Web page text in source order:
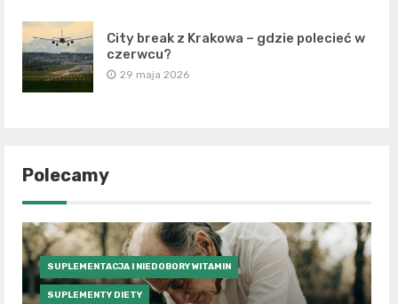
City break z Krakowa – gdzie polecieć w
czerwcu?
29 maja 2026
Polecamy
SUPLEMENTACJA I NIEDOBORY WITAMIN
SUPLEMENTY DIETY